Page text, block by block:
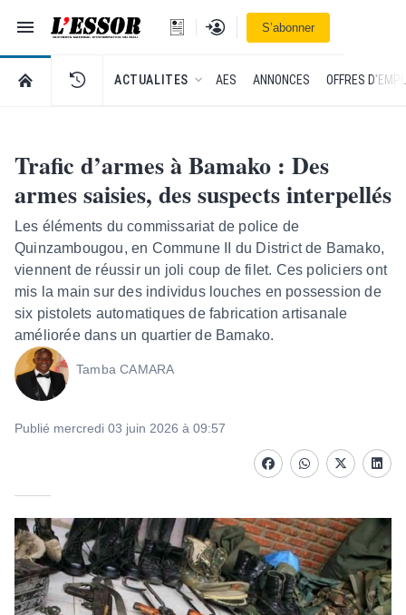
Navigation
L'Essor - retour à la une
Se connecterS’abonner
RETOUR À LA PAGE D’ACCUEIL DE L'ESSOR
ACTUALITES AES ANNONCES OFFRES
Trafic d’armes à Bamako : Des
armes saisies, des suspects interpellés
Les éléments du commissariat de police de
Quinzambougou, en Commune II du District de Bamako,
viennent de réussir un joli coup de filet. Ces policiers ont
mis la main sur des individus louches en possession de
six pistolets automatiques de fabrication artisanale
améliorée dans un quartier de Bamako.
Tamba CAMARA
Publié mercredi 03 juin 2026 à 09:57
FacebookwhatsappTwitter